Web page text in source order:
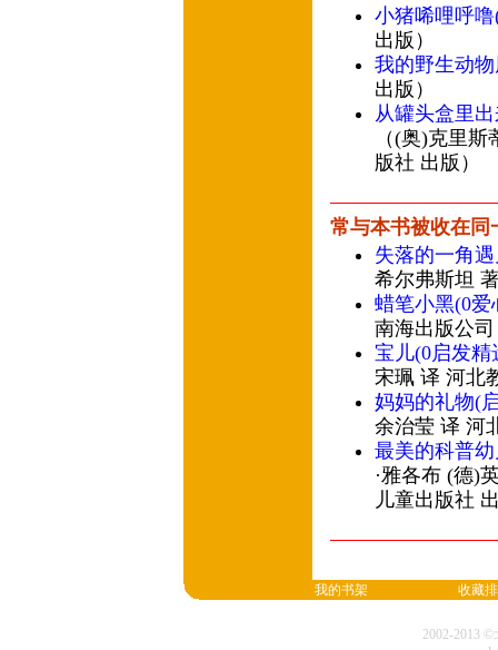
小猪唏哩呼
出版）
我的野生动
出版）
从罐头盒里
（(奥)克里
版社 出版）
常与本书被收在同
失落的一角
希尔弗斯坦
蜡笔小黑(0
南海出版公
宝儿(0启发
宋珮 译 河北
妈妈的礼物(
余治莹 译 河
最美的科普
·雅各布 (德)
儿童出版社
我的书架 收藏
2002-2013